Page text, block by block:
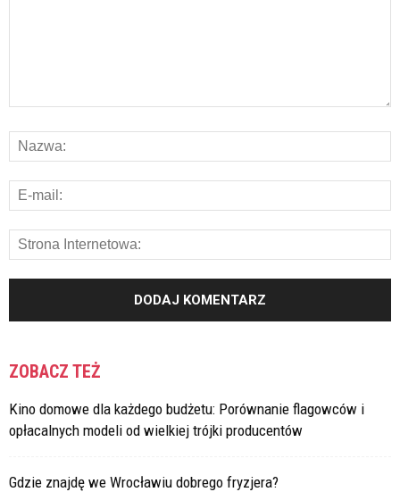
ZOBACZ TEŻ
Kino domowe dla każdego budżetu: Porównanie flagowców i
opłacalnych modeli od wielkiej trójki producentów
Gdzie znajdę we Wrocławiu dobrego fryzjera?